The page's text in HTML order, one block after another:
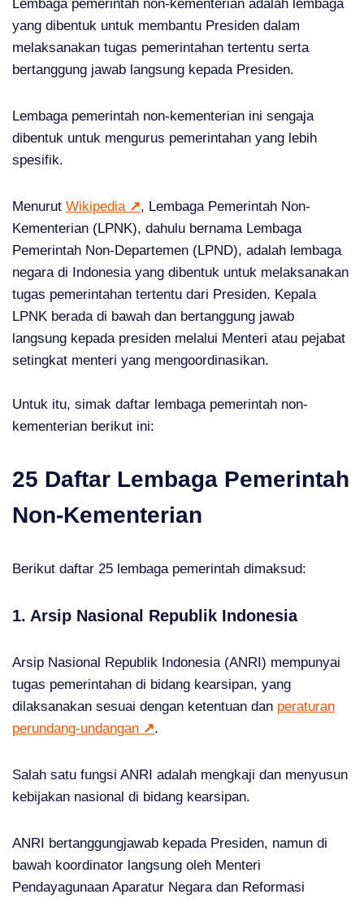
Lembaga pemerintah non-kementerian adalah lembaga
yang dibentuk untuk membantu Presiden dalam
melaksanakan tugas pemerintahan tertentu serta
bertanggung jawab langsung kepada Presiden.
Lembaga pemerintah non-kementerian ini sengaja
dibentuk untuk mengurus pemerintahan yang lebih
spesifik.
Menurut Wikipedia ↗, Lembaga Pemerintah Non-
Kementerian (LPNK), dahulu bernama Lembaga
Pemerintah Non-Departemen (LPND), adalah lembaga
negara di Indonesia yang dibentuk untuk melaksanakan
tugas pemerintahan tertentu dari Presiden. Kepala
LPNK berada di bawah dan bertanggung jawab
langsung kepada presiden melalui Menteri atau pejabat
setingkat menteri yang mengoordinasikan.
Untuk itu, simak daftar lembaga pemerintah non-
kementerian berikut ini:
25 Daftar Lembaga Pemerintah
Non-Kementerian
Berikut daftar 25 lembaga pemerintah dimaksud:
1. Arsip Nasional Republik Indonesia
Arsip Nasional Republik Indonesia (ANRI) mempunyai
tugas pemerintahan di bidang kearsipan, yang
dilaksanakan sesuai dengan ketentuan dan peraturan
perundang-undangan ↗.
Salah satu fungsi ANRI adalah mengkaji dan menyusun
kebijakan nasional di bidang kearsipan.
ANRI bertanggungjawab kepada Presiden, namun di
bawah koordinator langsung oleh Menteri
Pendayagunaan Aparatur Negara dan Reformasi